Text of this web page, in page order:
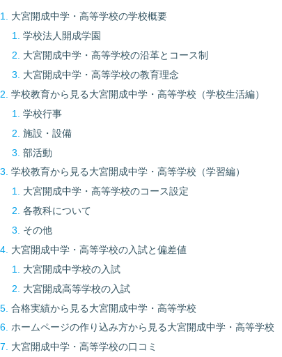
大宮開成中学・高等学校の学校概要
学校法人開成学園
大宮開成中学・高等学校の沿革とコース制
大宮開成中学・高等学校の教育理念
学校教育から見る大宮開成中学・高等学校（学校生活編）
学校行事
施設・設備
部活動
学校教育から見る大宮開成中学・高等学校（学習編）
大宮開成中学・高等学校のコース設定
各教科について
その他
大宮開成中学・高等学校の入試と偏差値
大宮開成中学校の入試
大宮開成高等学校の入試
合格実績から見る大宮開成中学・高等学校
ホームページの作り込み方から見る大宮開成中学・高等学校
大宮開成中学・高等学校の口コミ